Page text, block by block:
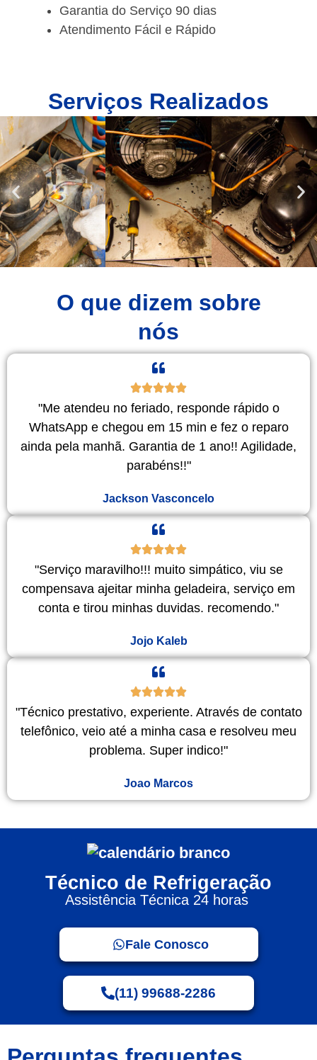
Garantia do Serviço 90 dias
Atendimento Fácil e Rápido
Serviços Realizados
O que dizem sobre
nós
"Me atendeu no feriado, responde rápido o
WhatsApp e chegou em 15 min e fez o reparo
ainda pela manhã. Garantia de 1 ano!! Agilidade,
parabéns!!"
Jackson Vasconcelo
"Serviço maravilho!!! muito simpático, viu se
compensava ajeitar minha geladeira, serviço em
conta e tirou minhas duvidas. recomendo."
Jojo Kaleb
"Técnico prestativo, experiente. Através de contato
telefônico, veio até a minha casa e resolveu meu
problema. Super indico!"
Joao Marcos
Técnico de Refrigeração
Assistência Técnica 24 horas
Fale Conosco
(11) 99688-2286